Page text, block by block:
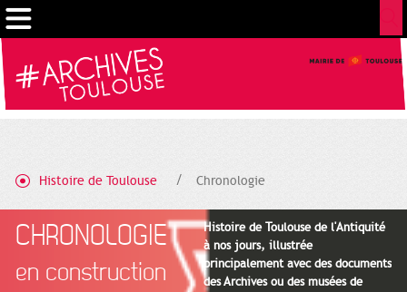
Histoire de Toulouse Chronologie
CHRONOLOGIE
en construction
Histoire de Toulouse de l'Antiquité
à nos jours, illustrée
principalement avec des documents
des Archives ou des musées de
Cookies management panel